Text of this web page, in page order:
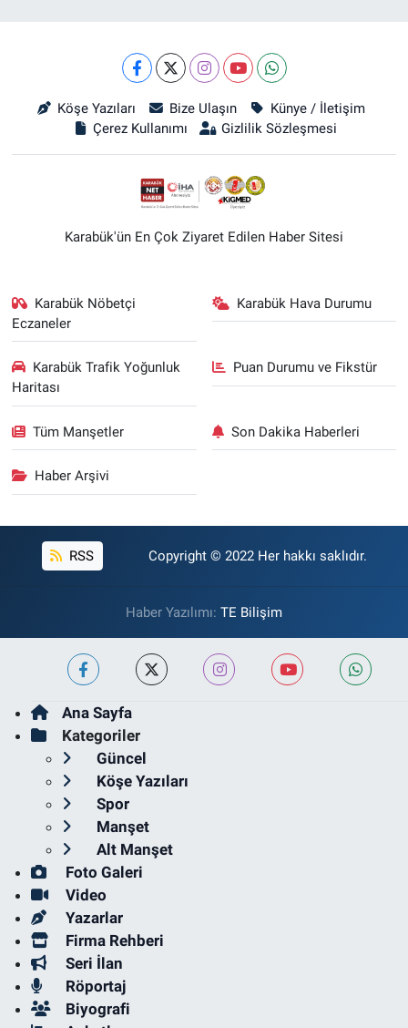
Köşe Yazıları Bize Ulaşın
Künye / İletişim
Çerez Kullanımı
Gizlilik Sözleşmesi
Karabük'ün En Çok Ziyaret Edilen Haber Sitesi
Karabük Nöbetçi
Eczaneler
Karabük Hava Durumu
Karabük Trafik Yoğunluk
Haritası
Puan Durumu ve Fikstür
Tüm Manşetler Son Dakika Haberleri
Haber Arşivi
RSS Copyright © 2022 Her hakkı saklıdır.
Haber Yazılımı: TE Bilişim
Ana Sayfa
Kategoriler
Güncel
Köşe Yazıları
Spor
Manşet
Alt Manşet
Foto Galeri
Video
Yazarlar
Firma Rehberi
Seri İlan
Röportaj
Biyografi